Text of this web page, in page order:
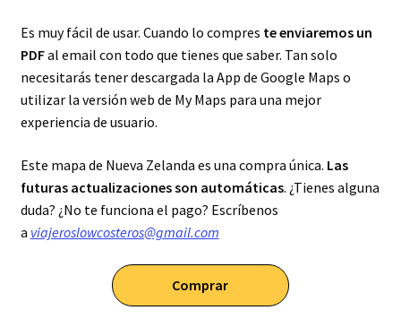
Es muy fácil de usar. Cuando lo compres te enviaremos un
PDFal email con todo que tienes que saber. Tan solo
necesitarás tener descargada la App de Google Maps o
utilizar la versión web de My Maps para una mejor
experiencia de usuario.
Este mapa de Nueva Zelanda es una compra única. Las
futuras actualizaciones son automáticas. ¿Tienes alguna
duda? ¿No te funciona el pago? Escríbenos
a viajeroslowcosteros@gmail.com
Comprar